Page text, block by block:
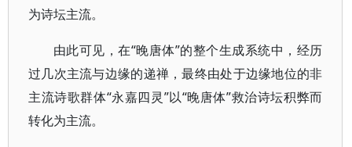
为诗坛主流。
由此可见，在“晚唐体”的整个生成系统中，经历
过几次主流与边缘的递禅，最终由处于边缘地位的非
主流诗歌群体“永嘉四灵”以“晚唐体”救治诗坛积弊而
转化为主流。